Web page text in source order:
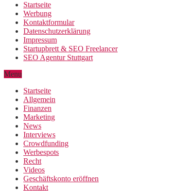
Startseite
Werbung
Kontaktformular
Datenschutzerklärung
Impressum
Startupbrett & SEO Freelancer
SEO Agentur Stuttgart
Menu
Startseite
Allgemein
Finanzen
Marketing
News
Interviews
Crowdfunding
Werbespots
Recht
Videos
Geschäftskonto eröffnen
Kontakt